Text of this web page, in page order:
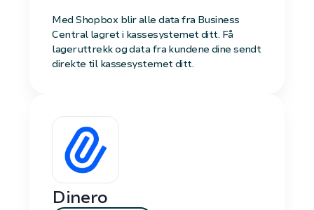
Med Shopbox blir alle data fra Business
Central lagret i kassesystemet ditt. Få
lageruttrekk og data fra kundene dine sendt
direkte til kassesystemet ditt.
Dinero